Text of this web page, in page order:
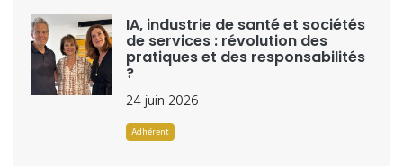
IA, industrie de santé et sociétés
de services : révolution des
pratiques et des responsabilités
?
24 juin 2026
Adhérent